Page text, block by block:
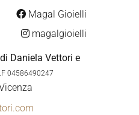
Magal Gioielli
magalgioielli
Daniela Vettori e
04586490247